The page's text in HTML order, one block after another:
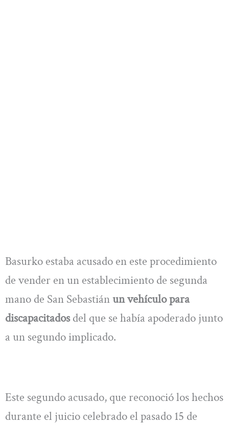
Basurko estaba acusado en este procedimiento
de vender en un establecimiento de segunda
mano de San Sebastiánun vehículo para
discapacitadosdel que se había apoderado junto
a un segundo implicado.
Este segundo acusado, que reconoció los hechos
durante el juicio celebrado el pasado 15 de